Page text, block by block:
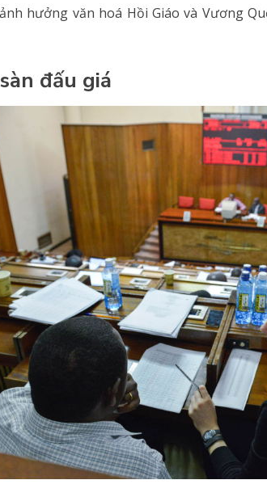
hưởng văn hoá Hồi Giáo và Vương
đấu giá